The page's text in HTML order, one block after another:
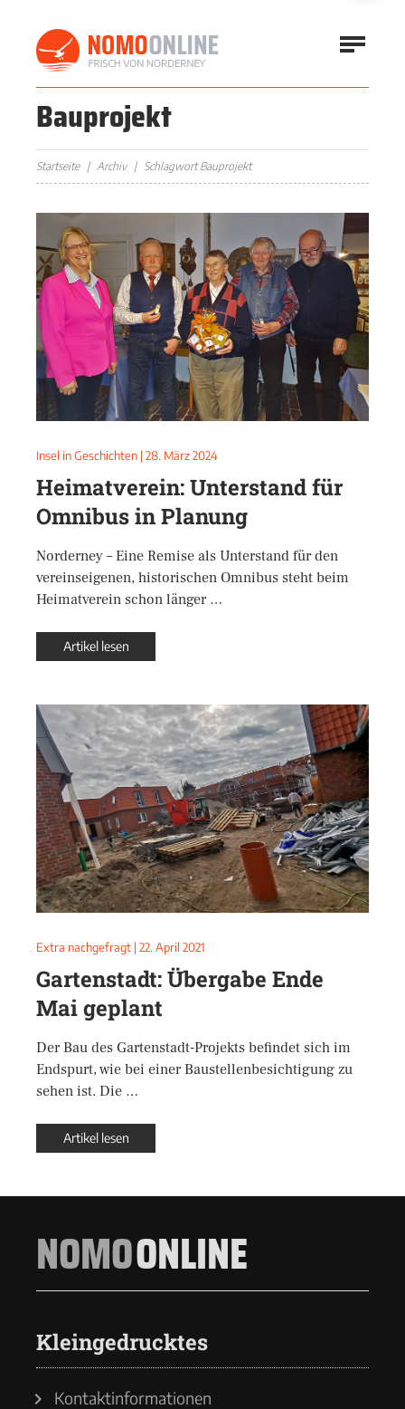
Bauprojekt
Startseite Archiv Schlagwort Bauprojekt
Insel in Geschichten | 28. März 2024
Heimatverein: Unterstand für
Omnibus in Planung
Norderney – Eine Remise als Unterstand für den
vereinseigenen, historischen Omnibus steht beim
Heimatverein schon länger …
Artikel lesen
Extra nachgefragt | 22. April 2021
Gartenstadt: Übergabe Ende
Mai geplant
Der Bau des Gartenstadt-Projekts befindet sich im
Endspurt, wie bei einer Baustellenbesichtigung zu
sehen ist. Die …
Artikel lesen
NOMOONLINE
Kleingedrucktes
Kontaktinformationen